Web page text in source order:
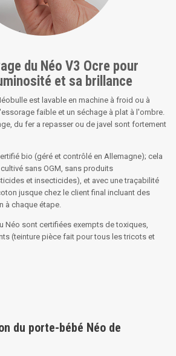
du Néo V3 Ocre pour
et sa brillance
est lavable en machine à froid ou à
faible et un séchage à plat à l'ombre.
du fer a repasser ou de javel sont fortement
bio (géré et contrôlé en Allemagne); cela
sans OGM, sans produits
et insecticides), et avec une traçabilité
jusque chez le client final incluant des
à chaque étape.
Néo sont certifiées exempts de toxiques,
(teinture pièce fait pour tous les tricots et
du porte-bébé Néo de